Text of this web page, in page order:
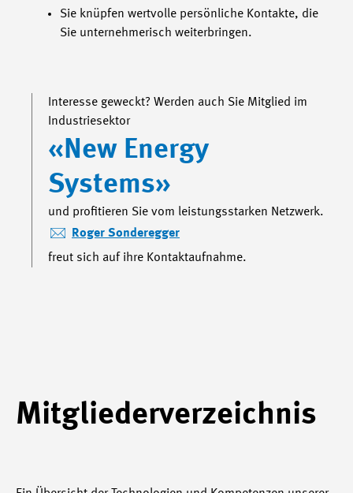
Sie knüpfen wertvolle persönliche Kontakte, die
Sie unternehmerisch weiterbringen.
Interesse geweckt? Werden auch Sie Mitglied im
Industriesektor
«New Energy
Systems»
und profitieren Sie vom leistungsstarken Netzwerk.
Roger Sonderegger
freut sich auf ihre Kontaktaufnahme.
Mitgliederverzeichnis